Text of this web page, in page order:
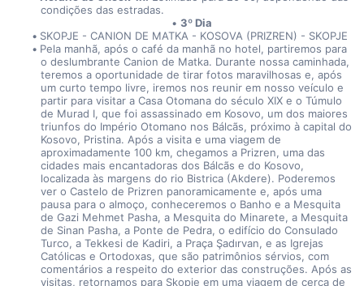
condições das estradas.
3º Dia
SKOPJE - CANION DE MATKA - KOSOVA (PRIZREN) - SKOPJE
Pela manhã, após o café da manhã no hotel, partiremos para
o deslumbrante Canion de Matka. Durante nossa caminhada,
teremos a oportunidade de tirar fotos maravilhosas e, após
um curto tempo livre, iremos nos reunir em nosso veículo e
partir para visitar a Casa Otomana do século XIX e o Túmulo
de Murad I, que foi assassinado em Kosovo, um dos maiores
triunfos do Império Otomano nos Bálcãs, próximo à capital do
Kosovo, Pristina. Após a visita e uma viagem de
aproximadamente 100 km, chegamos a Prizren, uma das
cidades mais encantadoras dos Bálcãs e do Kosovo,
localizada às margens do rio Bistrica (Akdere). Poderemos
ver o Castelo de Prizren panoramicamente e, após uma
pausa para o almoço, conheceremos o Banho e a Mesquita
de Gazi Mehmet Pasha, a Mesquita do Minarete, a Mesquita
de Sinan Pasha, a Ponte de Pedra, o edifício do Consulado
Turco, a Tekkesi de Kadiri, a Praça Şadırvan, e as Igrejas
Católicas e Ortodoxas, que são patrimônios sérvios, com
comentários a respeito do exterior das construções. Após as
visitas, retornamos para Skopje em uma viagem de cerca de